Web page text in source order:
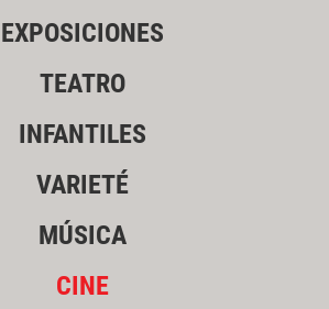
EXPOSICIONES
TEATRO
INFANTILES
VARIETÉ
MÚSICA
CINE